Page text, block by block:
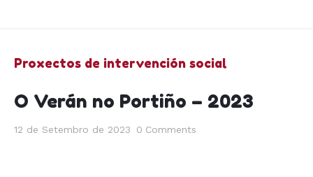
Proxectos de intervención social
O Verán no Portiño – 2023
12 de Setembro de 2023 0 Comments